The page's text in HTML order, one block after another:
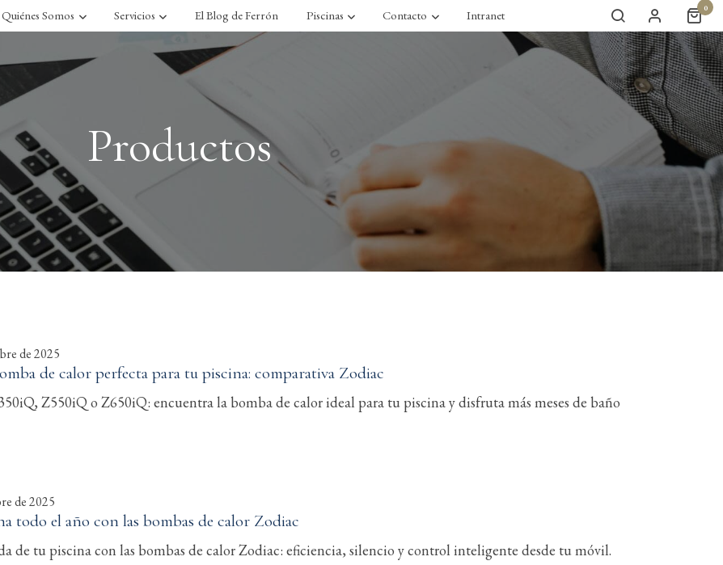
Quiénes Somos Servicios El Blog de Ferrón Piscinas Contacto Intranet 0
Productos
de 2025
de calor perfecta para tu piscina: comparativa Zodiac
Z550iQ o Z650iQ: encuentra la bomba de calor ideal para tu piscina y disfruta más meses de baño
de 2025
todo el año con las bombas de calor Zodiac
de tu piscina con las bombas de calor Zodiac: eficiencia, silencio y control inteligente desde tu móvil.